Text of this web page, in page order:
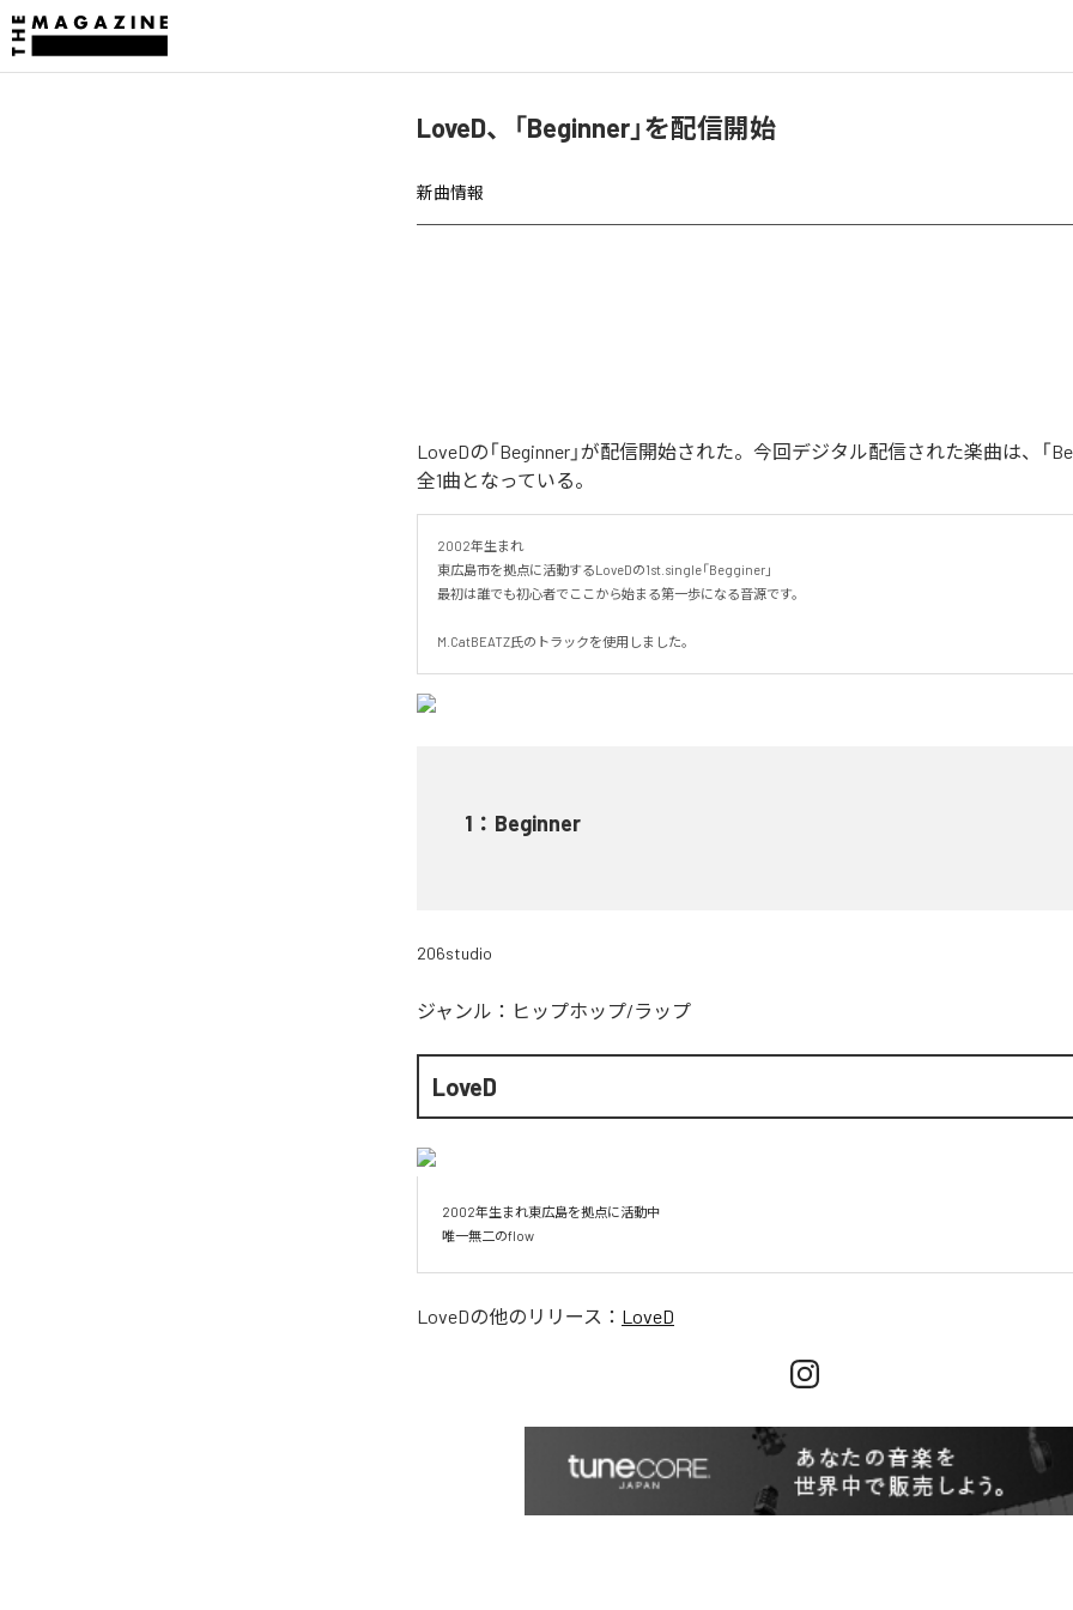
LoveD、「Beginner」を配信開始
新曲情報
LoveDの「Beginner」が配信開始された。今回デジタル配信された楽曲は、「
全1曲となっている。
2002年生まれ
東広島市を拠点に活動するLoveDの1st.single「Begginer」
最初は誰でも初心者でここから始まる第一歩になる音源です。
M.CatBEATZ氏のトラックを使用しました。
1 ： Beginner
206studio
ジャンル： ヒップホップ/ラップ
LoveD
2002年生まれ東広島を拠点に活動中
唯一無二のflow
LoveDの他のリリース： LoveD